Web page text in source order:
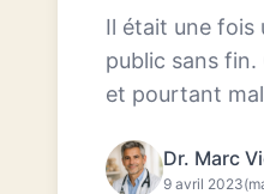
Il était une fois
public sans fin.
et pourtant
Dr. Marc
9 avril 2023